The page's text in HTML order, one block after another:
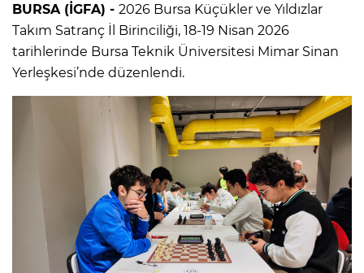
BURSA (İGFA) - 2026 Bursa Küçükler ve Yıldızlar
Takım Satranç İl Birinciliği, 18-19 Nisan 2026
tarihlerinde Bursa Teknik Üniversitesi Mimar Sinan
Yerleşkesi’nde düzenlendi.